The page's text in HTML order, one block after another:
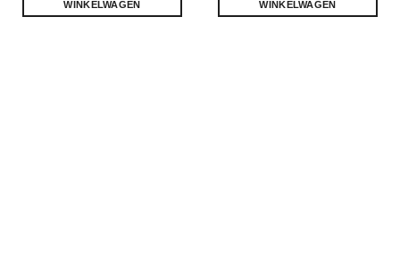
WINKELWAGEN
WINKELWAGEN